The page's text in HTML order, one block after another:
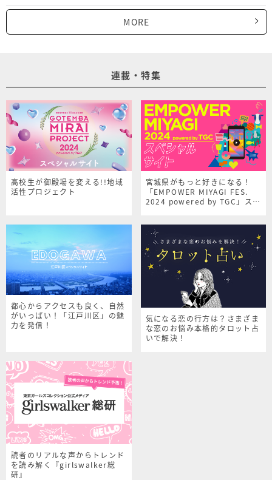
MORE
連載・特集
高校生が御殿場を変える!!地域
活性プロジェクト
宮城県がもっと好きになる！
「EMPOWER MIYAGI FES.
2024 powered by TGC」スペ
都心からアクセスも良く、自然
がいっぱい！「江戸川区」の魅
力を発信！
気になる恋の行方は？さまざま
な恋のお悩み本格的タロット占
いで解決！
読者のリアルな声からトレンド
を読み解く『girlswalker総
研』